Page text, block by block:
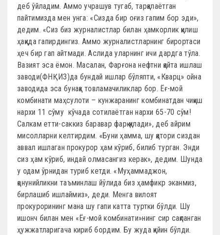
деб ўйладим. Аммо учрашув тугаб, тарқалаётган
пайтимизда мен унга: «Сизда бир оғиз гапим бор эди»,
дедим. «Сиз биз журналистлар билан ҳамкорлик қилиш
ҳақида гапирдингиз. Аммо журна­лист­ларнинг бирортаси
ҳеч бир гап айтмади. Аслида уларнинг ичи дард­га тўла.
Вазият эса ёмон. Масалан, Фар­ғона нефт­ни қайта ишлаш
заводи(ФНҚИЗ)да бундай ишлар бўляпти, «Кварц» ойна
заводида эса бунақа товламачиликлар бор. Ёғ-мой
комбинати маҳсулоти – кунжаранинг комбинатдан чиқиш
нархи 11 сўму кўчада сотилаётган нархи 65-70 сўм!
Салкам етти-саккиз баравар фарқ қилади», деб айрим
мисолларни келтирдим. «Буни ҳамма, шу қатори сиздан
аввал ишлаган прокурор ҳам кўриб, билиб турган. Энди
сиз ҳам кўриб, индай олмасангиз керак», дедим. Шунда
у одам ўрнидан туриб кетди. «Муҳаммаджон,
қонунийликни таъминлаш йўлида биз ҳамфикр эканмиз,
бирлашиб ишлаймиз», деди. Менга вилоят
прокурорининг мана шу гапи катта туртки бўлди. Шу
ишонч билан мен «Ёғ-мой комбинати»нинг сир сақланган
ҳужжатларигача кириб бордим. Бу жуда қийин бўлди.